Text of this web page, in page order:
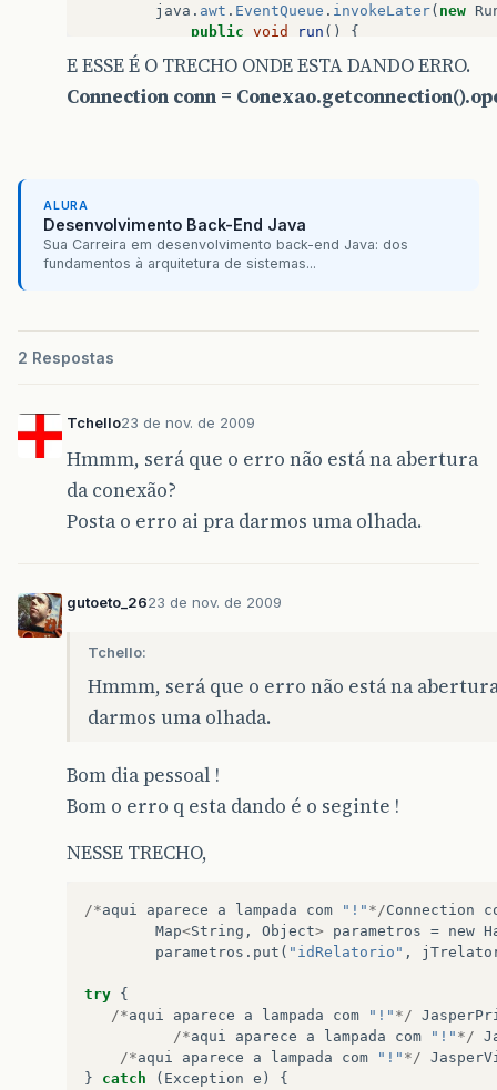
java . awt . EventQueue . invokeLater( new
public void run ()
{
}
});
private javax.swing.JLabel
private
javax.swing.JTextField jTrelatorio
// End of variables declaration
E ESSE É O TRECHO ONDE ESTA DANDO ERRO.
Connection conn =
ALURA
Desenvolvimento Back-End Java
Sua Carreira em desenvolvimento back-end Java: dos
fundamentos à arquitetura de sistemas...
2 Respostas
Tchello23 de nov. de 2009
Hmmm, será que o erro não está na abertura
da conexão?
Posta o erro ai pra darmos uma olhada.
gutoeto_2623 de nov. de 2009
Tchello:
Hmmm, será que o erro não está na
darmos uma olhada.
Bom dia pessoal !
Bom o erro q esta dando é o seginte !
NESSE TRECHO,
/*aqui aparece a lampada com "!" */Connection
Map<String , Object> parametros = new
parametros . put ( "idRelatorio" ,
try {
/*aqui aparece a lampada com "!" */
/*aqui aparece a lampada com "!" */
/*aqui aparece a lampada com "!" */
}
catch ( Exception e )
{